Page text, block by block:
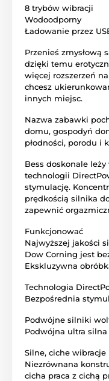
8 trybów wibracji
Wodoodporny
Ładowanie przez
Przenieś zmysłową
dzięki temu
więcej rozszerzeń
chcesz
innych miejsc.
Nazwa zabawki
domu, gospodyń
płodności, porodu i
Bess doskonale
technologii
stymulację.
prędkością silnika
zapewnić
Funkcjonować
Najwyższej jakości
Dow Corning jest
Ekskluzywna
Technologia
Bezpośrednia
Podwójne silniki
Podwójna ultra
Silne, ciche wibracje
Niezrównana
cicha praca z cichą